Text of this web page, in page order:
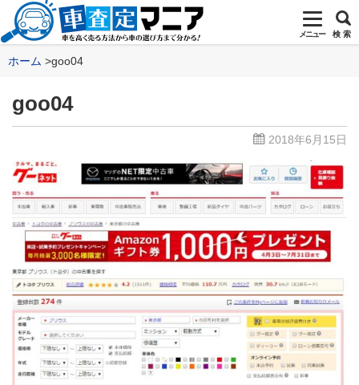
メニュー 検 索
ホーム goo04
goo04
2018年6月15日